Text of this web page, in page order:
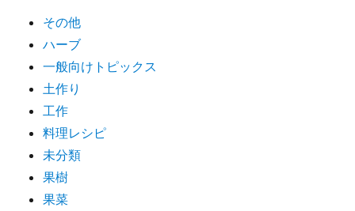
その他
ハーブ
一般向けトピックス
土作り
工作
料理レシピ
未分類
果樹
果菜